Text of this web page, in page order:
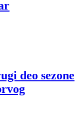
deo sezone